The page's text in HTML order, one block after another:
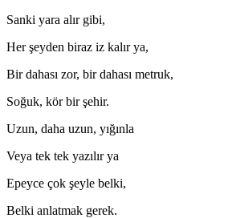
Sanki yara alır gibi,
Her şeyden biraz iz kalır ya,
Bir dahası zor, bir dahası metruk,
Soğuk, kör bir şehir.
Uzun, daha uzun, yığınla
Veya tek tek yazılır ya
Epeyce çok şeyle belki,
Belki anlatmak gerek.